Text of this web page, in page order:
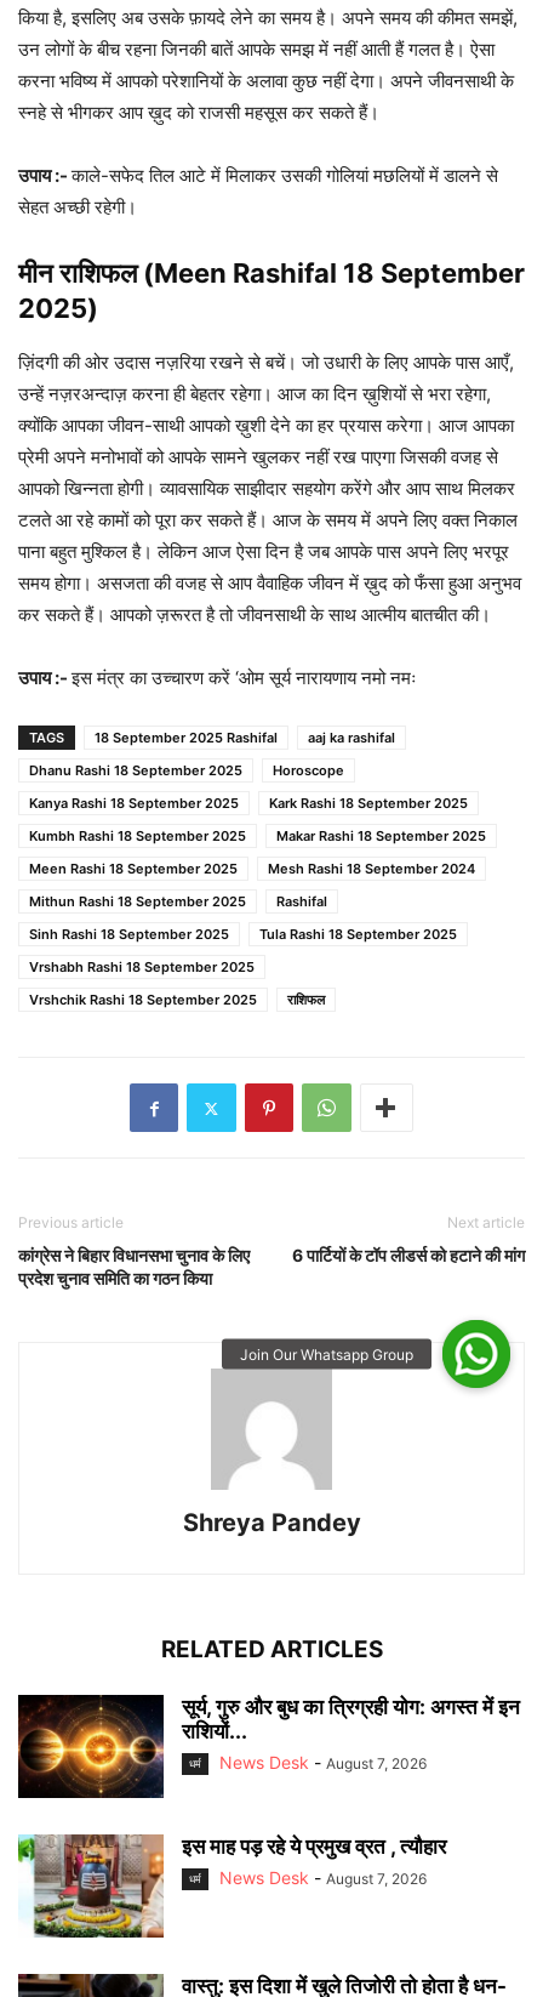
किया है, इसलिए अब उसके फ़ायदे लेने का समय है। अपने समय की कीमत समझें,
उन लोगों के बीच रहना जिनकी बातें आपके समझ में नहीं आती हैं गलत है। ऐसा
करना भविष्य में आपको परेशानियों के अलावा कुछ नहीं देगा। अपने जीवनसाथी के
स्नहे से भीगकर आप ख़ुद को राजसी महसूस कर सकते हैं।
उपाय :-काले-सफेद तिल आटे में मिलाकर उसकी गोलियां मछलियों में डालने से
सेहत अच्छी रहेगी।
मीन राशिफल (Meen Rashifal 18 September
2025)
ज़िंदगी की ओर उदास नज़रिया रखने से बचें। जो उधारी के लिए आपके पास आएँ,
उन्हें नज़रअन्दाज़ करना ही बेहतर रहेगा। आज का दिन ख़ुशियों से भरा रहेगा,
क्योंकि आपका जीवन-साथी आपको ख़ुशी देने का हर प्रयास करेगा। आज आपका
प्रेमी अपने मनोभावों को आपके सामने खुलकर नहीं रख पाएगा जिसकी वजह से
आपको खिन्नता होगी। व्यावसायिक साझीदार सहयोग करेंगे और आप साथ मिलकर
टलते आ रहे कामों को पूरा कर सकते हैं। आज के समय में अपने लिए वक्त निकाल
पाना बहुत मुश्किल है। लेकिन आज ऐसा दिन है जब आपके पास अपने लिए भरपूर
समय होगा। असजता की वजह से आप वैवाहिक जीवन में ख़ुद को फँसा हुआ अनुभव
कर सकते हैं। आपको ज़रूरत है तो जीवनसाथी के साथ आत्मीय बातचीत की।
उपाय :-इस मंत्र का उच्चारण करें ‘ओम सूर्य नारायणाय नमो नमः
TAGS 18 September 2025 Rashifal
aaj ka rashifal
Dhanu Rashi 18 September 2025
Horoscope
Kanya Rashi 18 September 2025
Kark Rashi 18 September 2025
Kumbh Rashi 18 September 2025
Makar Rashi 18 September 2025
Meen Rashi 18 September 2025
Mesh Rashi 18 September 2024
Mithun Rashi 18 September 2025
Rashifal
Sinh Rashi 18 September 2025
Tula Rashi 18 September 2025
Vrshabh Rashi 18 September 2025
Vrshchik Rashi 18 September 2025
राशिफल
Previous article
कांग्रेस ने बिहार विधानसभा चुनाव के लिए
प्रदेश चुनाव समिति का गठन किया
Next article
6 पार्टियों के टॉप लीडर्स को हटाने की मांग
Shreya Pandey
RELATED ARTICLES
सूर्य, गुरु और बुध का त्रिग्रही योग: अगस्त में इन
राशियों...
धर्म News Desk - August 7, 2026
इस माह पड़ रहे ये प्रमुख व्रत , त्यौहार
धर्म News Desk - August 7, 2026
वास्तु: इस दिशा में खुले तिजोरी तो होता है धन-